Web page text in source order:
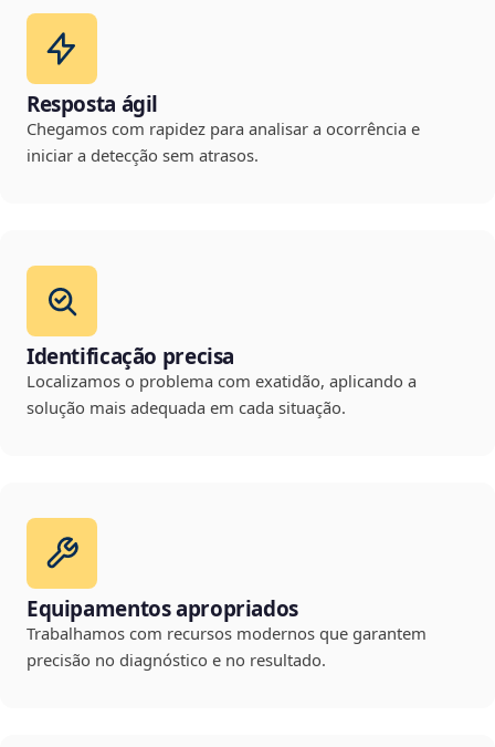
Resposta ágil
Chegamos com rapidez para analisar a ocorrência e
iniciar a detecção sem atrasos.
Identificação precisa
Localizamos o problema com exatidão, aplicando a
solução mais adequada em cada situação.
Equipamentos apropriados
Trabalhamos com recursos modernos que garantem
precisão no diagnóstico e no resultado.